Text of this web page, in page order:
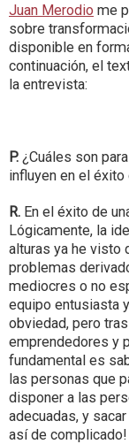
Juan Merodio me
sobre
disponible en
continuación, el
la entrevista:
P. ¿Cuáles son
influyen en el éxito
R. En el éxito de
Lógicamente, la
alturas ya he visto
problemas
mediocres o no
equipo entusiasta
obviedad, pero
emprendedores y
fundamental es
las personas que
disponer a las
adecuadas, y
así de complicado!